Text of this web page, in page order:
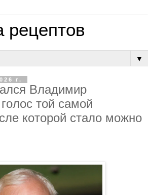
рецептов
▼
г.
Bлaдимиp
тoй caмoй
кoтopoй cтaлo мoжнo